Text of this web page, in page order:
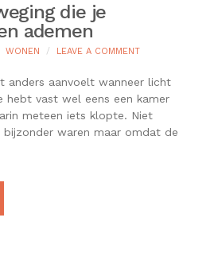
die je
ademen
WONEN LEAVE A COMMENTON
EN
DIE
JE
INTERIEUR
anders aanvoelt wanneer licht
hebt vast wel eens een kamer
meteen iets klopte. Niet
waren maar omdat de